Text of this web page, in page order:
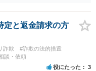
ぎているため、一括返済を
の手順で進めるのが効果的
のメッセージ等で「分割
いを求める」旨を明確に
ない場合に法的手段（少額
す。分からない場合は、
定と返金請求の方
詐欺
#詐欺の法的措置
談・依頼
役にたった 3